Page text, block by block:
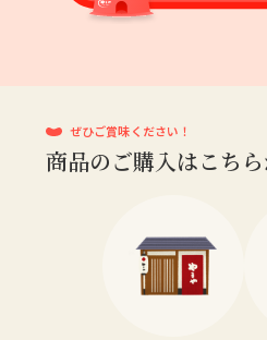
ぜひご賞味ください！
商品のご購入はこち